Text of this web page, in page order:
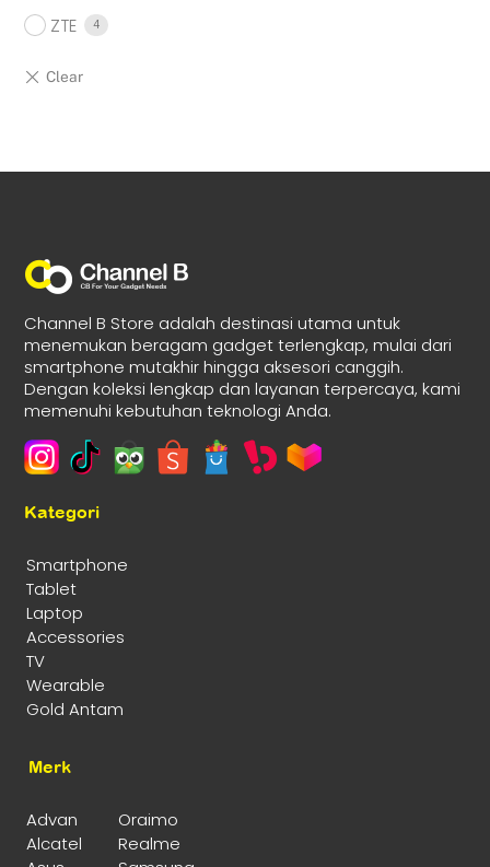
ZTE 4
Channel B Store adalah destinasi utama untuk
menemukan beragam gadget terlengkap, mulai dari
smartphone mutakhir hingga aksesori canggih.
Dengan koleksi lengkap dan layanan terpercaya, kami
memenuhi kebutuhan teknologi Anda.
Kategori
Smartphone
Tablet
Laptop
Accessories
TV
Wearable
Gold Antam
Merk
Advan
Oraimo
Alcatel
Realme